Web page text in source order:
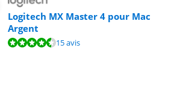
Logitech MX Master 4 pour Mac
Argent
basée sur 15 avis.15 avis